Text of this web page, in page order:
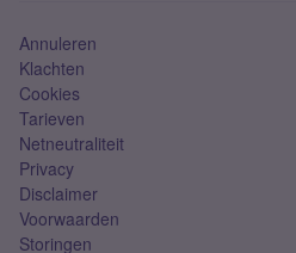
Annuleren
Klachten
Cookies
Tarieven
Netneutraliteit
Privacy
Disclaimer
Voorwaarden
Storingen